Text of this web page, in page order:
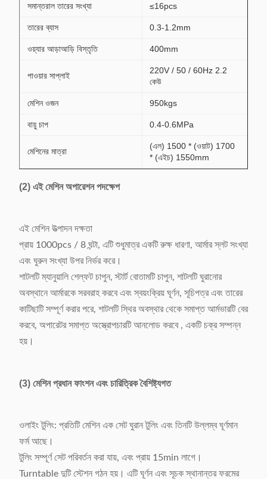
সমান্তরাল তারের সংখ্যা ≤16pcs
তারের ব্যাস 0.3-1.2mm
ওয়্যার আড়াআড়ি বিস্তৃতি 400mm
পাওয়ার সাপ্লাই
220V / 50 / 60Hz 2.2
কেউ
মেশিন ওজন 950kgs
বায়ু চাপ 0.4-0.6MPa
মেশিনের মাত্রা
(এল) 1500 * (ওয়াট) 1700
* (এইচ) 1550mm
(2) এই মেশিন অপারেশন পদক্ষেপ
এই মেশিন উত্পাদন দক্ষতা
প্রায় 1000pcs / 8 ঘন্টা, এটি শুধুমাত্র একটি রুক্ষ ধারণা, আর্মার স্লট সংখ্যা
এবং ঘুরুন সংখ্যা উপর নির্ভর করে।
শাটলটি ম্যানুয়ালি শেল্ফট চাপুন, স্টার্ট বোতামটি চাপুন, শাটলটি ঘুরানোর
অবস্থানে আর্মারকে সরবরাহ করবে এবং স্বয়ংক্রিয় ঘূর্ণন, সূচিপত্র এবং তারের
কাটিছাটি সম্পূর্ণ করার পরে, শাটলটি স্থির অবস্থার থেকে সমাপ্ত আর্মভারটি বের
করবে, অপারেটর সমাপ্ত অস্ত্রোপচারটি আনলোড করবে , একটি চক্র সম্পন্ন
হয়।
(3) মেশিন প্রধান ফাংশন এবং চারিত্রিক বৈশিষ্ট্যগত
ওলাইং টুলিং: প্রতিটি মেশিন এক সেট ঘুরান টুলিং এবং তিনটি উল্লম্ব ঘূর্ণমান
ফর্ম আছে।
টুলিং সম্পূর্ণ সেট পরিবর্তন করা যায়, এবং প্রায় 15min লাগে।
Turntable দুটি স্টেশন গঠন হয়। এটি ঘূর্ণন এবং সূচক স্থানান্তর ফরমের